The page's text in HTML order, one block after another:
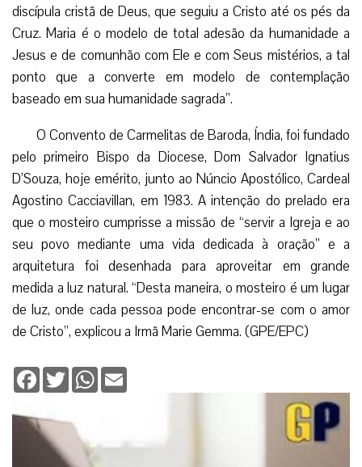
discípula cristã de Deus, que seguiu a Cristo até os pés da
Cruz. Maria é o modelo de total adesão da humanidade a
Jesus e de comunhão com Ele e com Seus mistérios, a tal
ponto que a converte em modelo de contemplação
baseado em sua humanidade sagrada”.
O Convento de Carmelitas de Baroda, Índia, foi fundado
pelo primeiro Bispo da Diocese, Dom Salvador Ignatius
D’Souza, hoje emérito, junto ao Núncio Apostólico, Cardeal
Agostino Cacciavillan, em 1983. A intenção do prelado era
que o mosteiro cumprisse a missão de “servir a Igreja e ao
seu povo mediante uma vida dedicada à oração” e a
arquitetura foi desenhada para aproveitar em grande
medida a luz natural. “Desta maneira, o mosteiro é um lugar
de luz, onde cada pessoa pode encontrar-se com o amor
de Cristo”, explicou a Irmã Marie Gemma. (GPE/EPC)
Facebook
TwitterWhatsApp